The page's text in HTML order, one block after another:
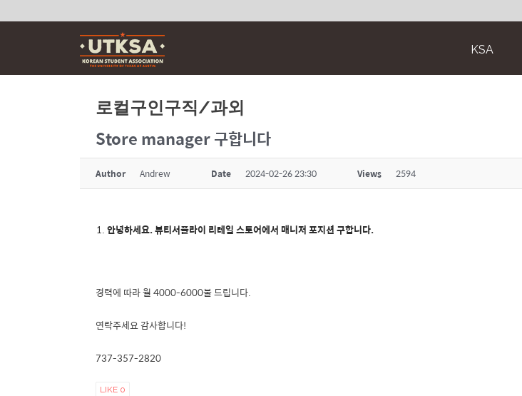
KSA
로컬구인구직/과외
Store manager 구합니다
Author Andrew Date 2024-02-26 23:30 Views 2594
안녕하세요. 뷰티서플라이 리테일 스토어에서 매니저 포지션 구합니다.
경력에 따라 월 4000-6000불 드립니다.
연락주세요 감사합니다!
737-357-2820
LIKE 0